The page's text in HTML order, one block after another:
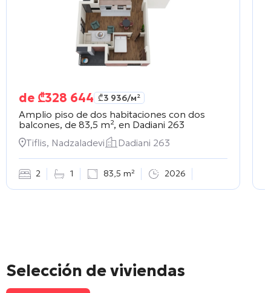
de ₾328 644 ₾3 936/м²
Amplio piso de dos habitaciones con dos
balcones, de 83,5 m², en Dadiani 263
Tiflis, Nadzaladevi
Dadiani 263
2 1 83,5 m² 2026
Selección de viviendas